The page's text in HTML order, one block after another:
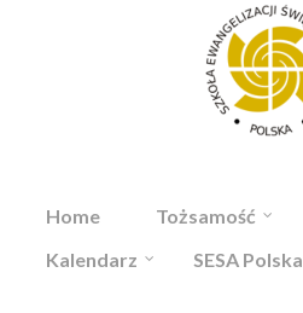
Home Tożsamość
Kalendarz
SESA Polska